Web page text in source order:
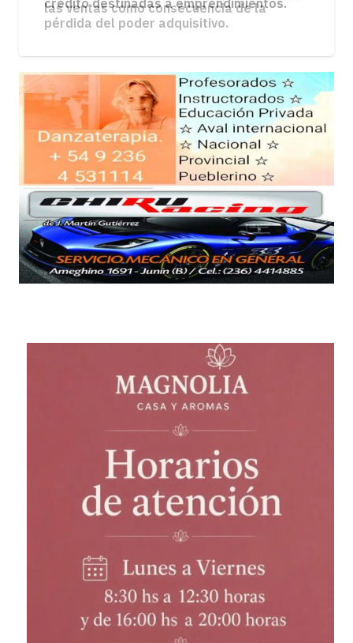
las ventas como consecuencia de la
pérdida del poder adquisitivo.